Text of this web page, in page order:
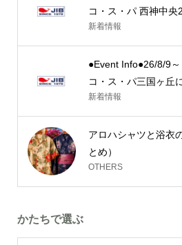
コ・ス・パ 西神中央
新着情報
●Event Info●26/8/9
コ・ス・パ三国ヶ丘
新着情報
アロハシャツと浴衣
とめ）
OTHERS
かたちで選ぶ